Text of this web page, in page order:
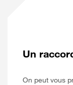
Un
On peut vous